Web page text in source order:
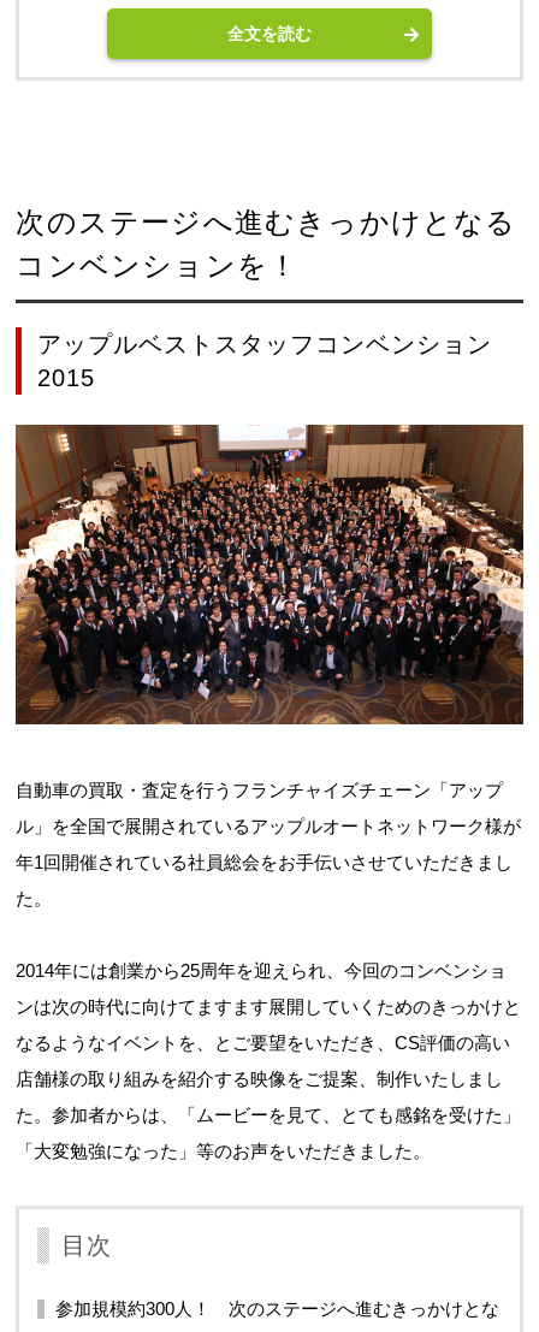
全文を読む
次のステージへ進むきっかけとなる
コンベンションを！
アップルベストスタッフコンベンション
2015
自動車の買取・査定を行うフランチャイズチェーン「アップ
ル」を全国で展開されているアップルオートネットワーク様が
年1回開催されている社員総会をお手伝いさせていただきまし
た。
2014年には創業から25周年を迎えられ、今回のコンベンショ
ンは次の時代に向けてますます展開していくためのきっかけと
なるようなイベントを、とご要望をいただき、CS評価の高い
店舗様の取り組みを紹介する映像をご提案、制作いたしまし
た。参加者からは、「ムービーを見て、とても感銘を受けた」
「大変勉強になった」等のお声をいただきました。
目次
参加規模約300人！ 次のステージへ進むきっかけとな